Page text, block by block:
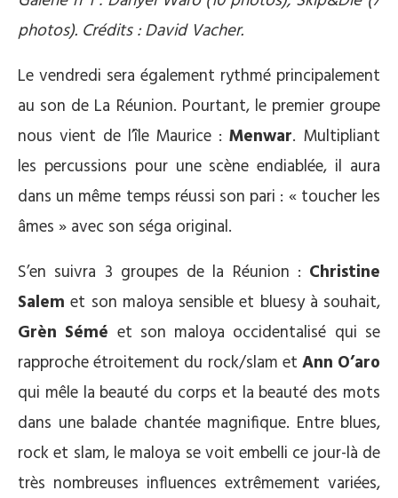
photos). Crédits : David Vacher.
Le vendredi sera également rythmé principalement
au son de La Réunion. Pourtant, le premier groupe
nous vient de l’île Maurice :Menwar. Multipliant
les percussions pour une scène endiablée, il aura
dans un même temps réussi son pari : « toucher les
âmes » avec son séga original.
S’en suivra 3 groupes de la Réunion : Christine
Salem et son maloya sensible et bluesy à souhait,
Grèn Sémé et son maloya occidentalisé qui se
rapproche étroitement du rock/slam et Ann O’aro
qui mêle la beauté du corps et la beauté des mots
dans une balade chantée magnifique. Entre blues,
rock et slam, le maloya se voit embelli ce jour-là de
très nombreuses influences extrêmement variées,